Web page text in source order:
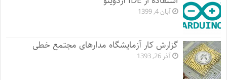
آبان 4, 1399
گزارش کار آزمایشگاه مدارهای مجتمع خطی
آذر 26, 1393